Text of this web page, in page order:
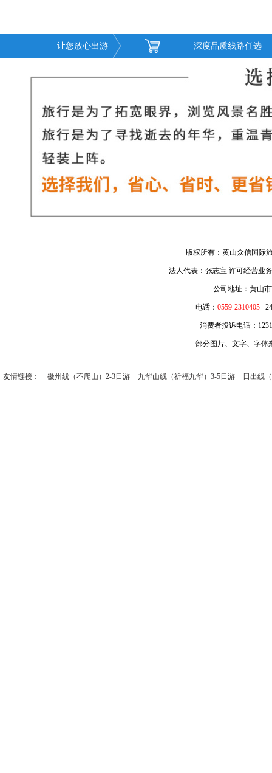
让您放心出游 深度品质线路任选
版权所有：黄山众信国际
法人代表：张志宝 许可经营业
公司地址：黄山
电话： 0559-231040524
消费者投诉电话：
部分图片、文字、字体
友情链接： 徽州线（不爬山）2-3日游 九华山线（祈福九华）3-5日游 日出线